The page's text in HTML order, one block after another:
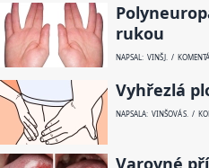
rukou
NAPSAL: VINŠ J. /
Vyhřezlá
NAPSALA: VINŠOVÁ S. /
Varovné